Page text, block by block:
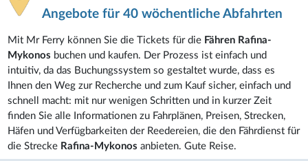
Angebote für 40 wöchentliche Abfahrten
Mit Mr Ferry können Sie die Tickets für die Fähren Rafina-
Mykonos buchen und kaufen. Der Prozess ist einfach und
intuitiv, da das Buchungssystem so gestaltet wurde, dass es
Ihnen den Weg zur Recherche und zum Kauf sicher, einfach und
schnell macht: mit nur wenigen Schritten und in kurzer Zeit
finden Sie alle Informationen zu Fahrplänen, Preisen, Strecken,
Häfen und Verfügbarkeiten der Reedereien, die den Fährdienst für
die Strecke Rafina-Mykonos anbieten. Gute Reise.